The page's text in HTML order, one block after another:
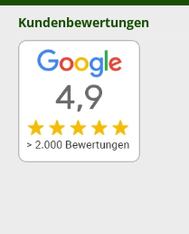
Kundenbewertungen